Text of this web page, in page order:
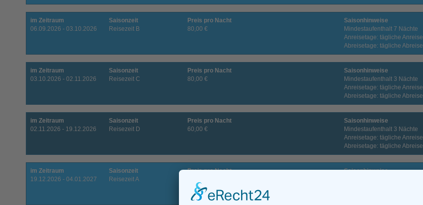
im Zeitraum
06.09.2026 - 03.10.2026
Saisonzeit
Reisezeit B
Preis pro Nacht
80,00 €
Saisonhinweise
Mindestaufenthalt 7 Nächte
Anreisetage: tägliche Anreise
Abreisetage: tägliche Abreise
im Zeitraum
03.10.2026 - 02.11.2026
Saisonzeit
Reisezeit C
Preis pro Nacht
80,00 €
Saisonhinweise
Mindestaufenthalt 3 Nächte
Anreisetage: tägliche Anreise
Abreisetage: tägliche Abreise
im Zeitraum
02.11.2026 - 19.12.2026
Saisonzeit
Reisezeit D
Preis pro Nacht
60,00 €
Saisonhinweise
Mindestaufenthalt 3 Nächte
Anreisetage: tägliche Anreise
Abreisetage: tägliche Abreise
im Zeitraum
19.12.2026 - 04.01.2027
Saisonzeit
Reisezeit A
Preis pro Nacht
Saisonhinweise